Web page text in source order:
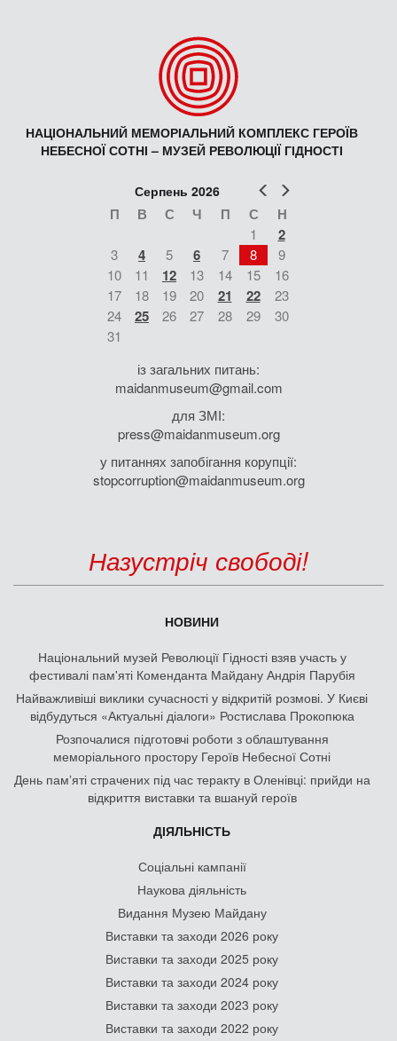
НАЦІОНАЛЬНИЙ МЕМОРІАЛЬНИЙ КОМПЛЕКС ГЕРОЇВ
НЕБЕСНОЇ СОТНІ – МУЗЕЙ РЕВОЛЮЦІЇ ГІДНОСТІ
Попер
Серпень 2026
П В С Ч П С Н
1 2
3 4 5 6 7 8
9
10
11 12 13 14 15
16
17
18 19 20 21 22
23
24
25 26 27 28 29
30
31
із загальних питань:
maidanmuseum@gmail.com
для ЗМІ:
press@maidanmuseum.org
у питаннях запобігання корупції:
stopcorruption@maidanmuseum.org
Назустріч свободі!
НОВИНИ
Національний музей Революції Гідності взяв участь у
фестивалі пам'яті Коменданта Майдану Андрія Парубія
Найважливіші виклики сучасності у відкритій розмові. У Києві
відбудуться «Актуальні діалоги» Ростислава Прокопюка
Розпочалися підготовчі роботи з облаштування
меморіального простору Героїв Небесної Сотні
День памʼяті страчених під час теракту в Оленівці: прийди на
відкриття виставки та вшануй героїв
ДІЯЛЬНІСТЬ
Соціальні кампанії
Наукова діяльність
Видання Музею Майдану
Виставки та заходи 2026 року
Виставки та заходи 2025 року
Виставки та заходи 2024 року
Виставки та заходи 2023 року
Виставки та заходи 2022 року